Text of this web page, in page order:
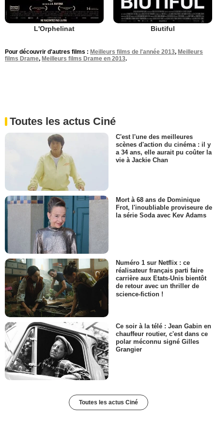
L'Orphelinat Biutiful
Pour découvrir d'autres films : Meilleurs films de l'année 2013, Meilleurs
films Drame, Meilleurs films Drame en 2013.
Toutes les actus Ciné
C'est l'une des meilleures
scènes d'action du cinéma : il y
a 34 ans, elle aurait pu coûter la
vie à Jackie Chan
Mort à 68 ans de Dominique
Frot, l'inoubliable proviseure de
la série Soda avec Kev Adams
Numéro 1 sur Netflix : ce
réalisateur français parti faire
carrière aux Etats-Unis bientôt
de retour avec un thriller de
science-fiction !
Ce soir à la télé : Jean Gabin en
chauffeur routier, c'est dans ce
polar méconnu signé Gilles
Grangier
Toutes les actus Ciné